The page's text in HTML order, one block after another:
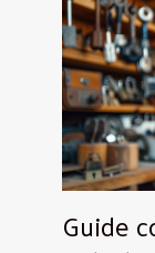
Guide